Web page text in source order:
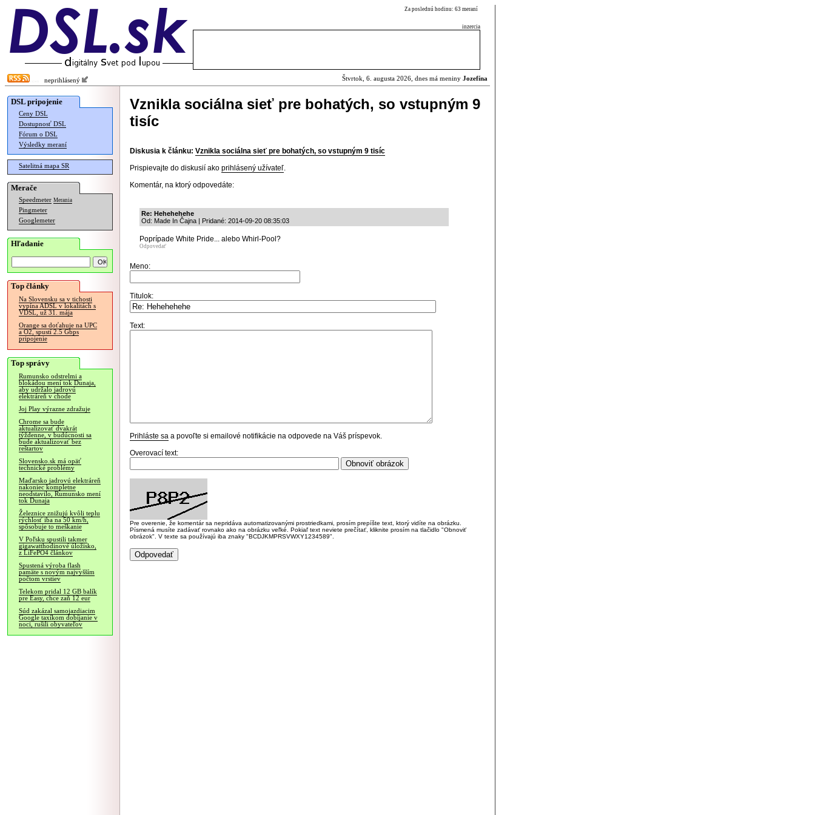
Za poslednú hodinu: 63 meraní
inzercia
neprihlásený Štvrtok, 6. augusta 2026, dnes má meniny Jozefína
DSL pripojenie
Ceny DSL
Dostupnosť DSL
Fórum o DSL
Výsledky meraní
Satelitná mapa SR
Merače
Speedmeter Merania
Pingmeter
Googlemeter
Hľadanie
Top články
Na Slovensku sa v tichosti
vypína ADSL v lokalitách s
VDSL, už 31. mája
Orange sa doťahuje na UPC
a O2, spustí 2.5 Gbps
pripojenie
Top správy
Rumunsko odstrelmi a
blokádou mení tok Dunaja,
aby udržalo jadrovú
elektráreň v chode
Joj Play výrazne zdražuje
Chrome sa bude
aktualizovať dvakrát
týždenne, v budúcnosti sa
bude aktualizovať bez
reštartov
Slovensko.sk má opäť
technické problémy
Maďarsko jadrovú elektráreň
nakoniec kompletne
neodstavilo, Rumunsko mení
tok Dunaja
Železnice znižujú kvôli teplu
rýchlosť iba na 50 km/h,
spôsobuje to meškanie
V Poľsku spustili takmer
gigawatthodinové úložisko,
z LiFePO4 článkov
Spustená výroba flash
pamäte s novým najvyšším
počtom vrstiev
Telekom pridal 12 GB balík
pre Easy, chce zaň 12 eur
Súd zakázal samojazdiacim
Google taxíkom dobíjanie v
noci, rušili obyvateľov
Vznikla sociálna sieť pre bohatých, so vstupným 9
tisíc
Diskusia k článku: Vznikla sociálna sieť pre bohatých, so vstupným 9 tisíc
Prispievajte do diskusií ako prihlásený užívateľ.
Komentár, na ktorý odpovedáte:
Re: Hehehehehe
Od: Made In Čajna | Pridané: 2014-09-20 08:35:03
Poprípade White Pride... alebo Whirl-Pool?
Odpovedať
Meno:
Titulok:
Text:
Prihláste sa a povoľte si emailové notifikácie na odpovede na Váš príspevok.
Overovací text:
Pre overenie, že komentár sa nepridáva automatizovanými prostriedkami, prosím prepíšte text, ktorý vidíte na obrázku.
Písmená musíte zadávať rovnako ako na obrázku veľké. Pokiaľ text neviete prečítať, kliknite prosím na tlačidlo "Obnoviť
obrázok". V texte sa používajú iba znaky "BCDJKMPRSVWXY1234589".